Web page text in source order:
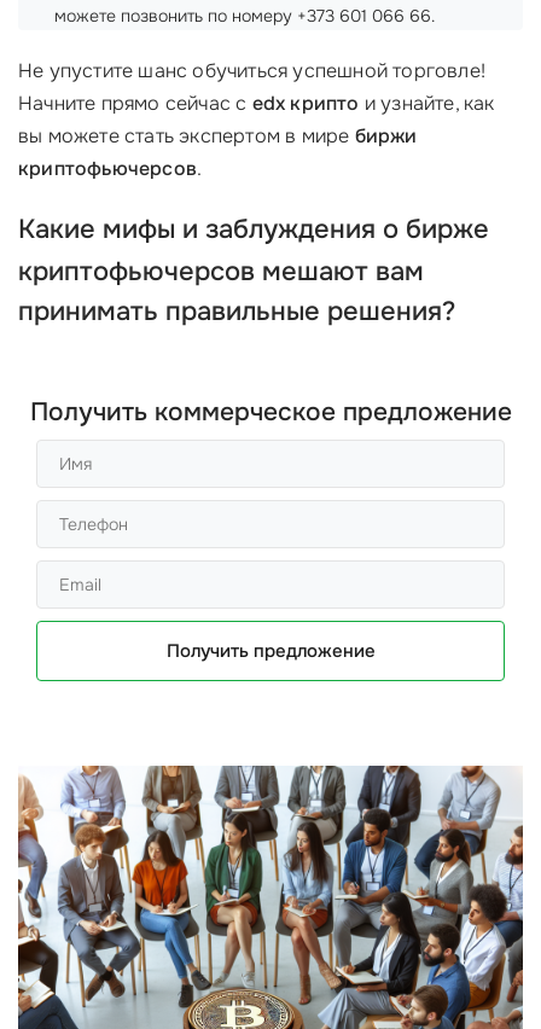
можете позвонить по номеру +373 601 066 66.
Не упустите шанс обучиться успешной торговле!
Начните прямо сейчас с edx крипто и узнайте, как
вы можете стать экспертом в мире биржи
криптофьючерсов.
Какие мифы и заблуждения о бирже
криптофьючерсов мешают вам
принимать правильные решения?
Получить коммерческое предложение
Получить предложение